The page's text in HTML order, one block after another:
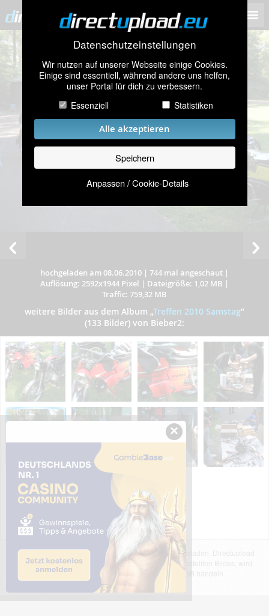
Datenschutzeinstellungen
Wir nutzen auf unserer Webseite einige Cookies.
Einige sind essentiell, während andere uns helfen,
unser Portal für dich zu verbessern.
Essenziell
Statistiken
Alle akzeptieren
Speichern
Anpassen / Cookie-Details
hochgeladen am 08.06.2010 | 744 mal angeschaut |
Auflösung: 2592x1944 Pixel | Dateigröße: 1,02 MB |
Traffic: 759,32 MB
weitere Bilder aus dem Album „Treffen 2010 Samstag”
(133 Bilder) von Bieber2:
Das dargestellte Bild wurde von einem Nutzer hochgeladen. Directupload
übernimmt keinerlei Haftung für den Inhalt des dargestellten Bildes, wird
jedoch bei Verstößen nach §2(3) unserer AGB handeln.
×